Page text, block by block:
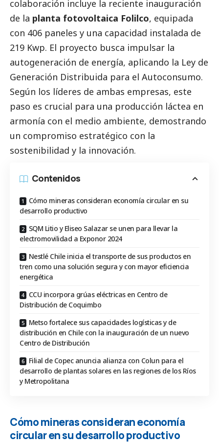
colaboración incluye la reciente inauguración
de la planta fotovoltaica Folilco, equipada
con 406 paneles y una capacidad instalada de
219 Kwp. El proyecto busca impulsar la
autogeneración de energía, aplicando la Ley de
Generación Distribuida para el Autoconsumo.
Según los líderes de ambas empresas, este
paso es crucial para una producción láctea en
armonía con el medio ambiente, demostrando
un compromiso estratégico con la
sostenibilidad y la innovación.
Contenidos
Cómo mineras consideran economía circular en su
desarrollo productivo
SQM Litio y Eliseo Salazar se unen para llevar la
electromovilidad a Exponor 2024
Nestlé Chile inicia el transporte de sus productos en
tren como una solución segura y con mayor eficiencia
energética
CCU incorpora grúas eléctricas en Centro de
Distribución de Coquimbo
Metso fortalece sus capacidades logísticas y de
distribución en Chile con la inauguración de un nuevo
Centro de Distribución
Filial de Copec anuncia alianza con Colun para el
desarrollo de plantas solares en las regiones de los Ríos
y Metropolitana
Cómo mineras consideran economía
circular en su desarrollo productivo